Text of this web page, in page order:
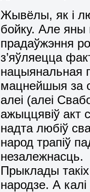
Жывёлы, як i
бойку. Але
прадаўжэння
з’яўляецца
нацыянальная
мацнейшыя за
алеi (алеi
ажыццявiў акт
надта любiў
народ трапіў
незалежнасць.
Прыклады
народзе. А